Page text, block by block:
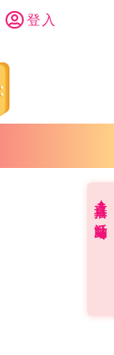
登入
直播✦活動